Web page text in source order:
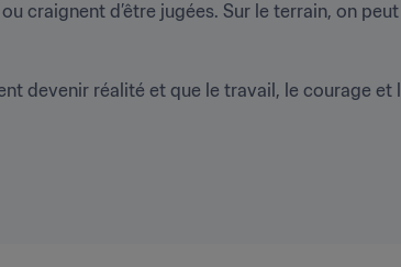
craignent d’être jugées. Sur le terrain, on
devenir réalité et que le travail, le courage et